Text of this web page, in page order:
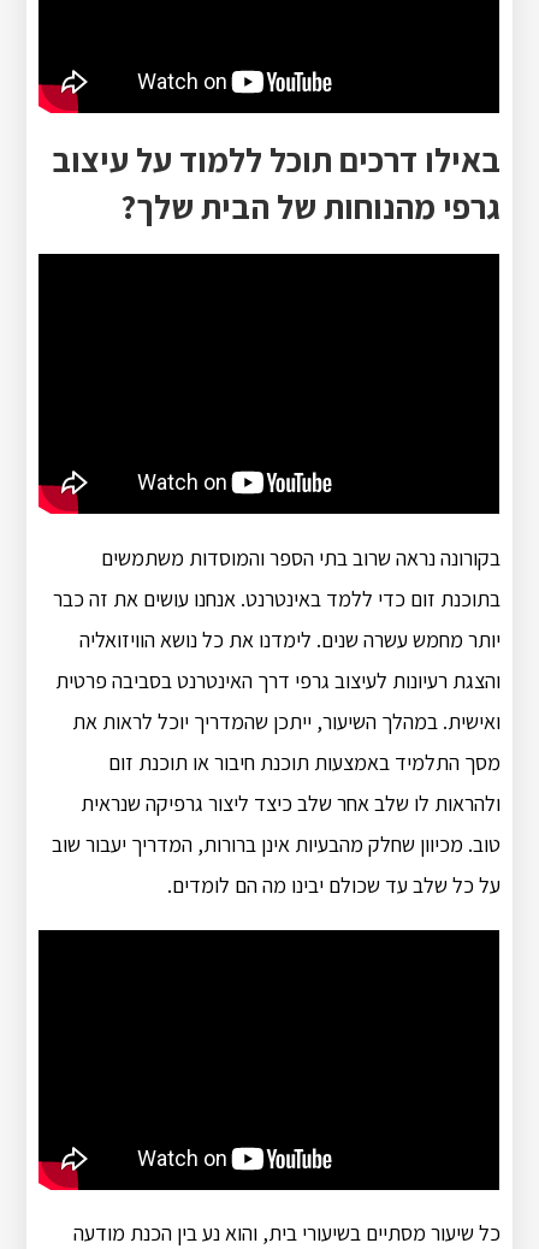
באילו דרכים תוכל ללמוד על עיצוב
גרפי מהנוחות של הבית שלך?
בקורונה נראה שרוב בתי הספר והמוסדות משתמשים
בתוכנת זום כדי ללמד באינטרנט. אנחנו עושים את זה כבר
יותר מחמש עשרה שנים. לימדנו את כל נושא הוויזואליה
והצגת רעיונות לעיצוב גרפי דרך האינטרנט בסביבה פרטית
ואישית. במהלך השיעור, ייתכן שהמדריך יוכל לראות את
מסך התלמיד באמצעות תוכנת חיבור או תוכנת זום
ולהראות לו שלב אחר שלב כיצד ליצור גרפיקה שנראית
טוב. מכיוון שחלק מהבעיות אינן ברורות, המדריך יעבור שוב
על כל שלב עד שכולם יבינו מה הם לומדים.
כל שיעור מסתיים בשיעורי בית, והוא נע בין הכנת מודעה